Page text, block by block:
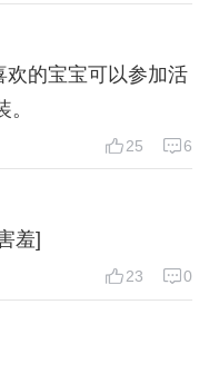
盐，蚂蚁，玉生贝
小学鸡描写，文风
要过度放大问题。
还不能接受或者觉
现的争议过多会直
经完结了攻反，还
喜欢的宝宝可以去
闷，活动请看话题
之前明明看到
找不到才点的重开
抽时装的这个活
懵逼了都 ，翻了半
，还搭进了33颗
……[晕][楚楚可怜]
的眼泪 ……
影响剧情 ，却忘记
法在另外一条线使
的副线里面，因为
欢的宝宝可以参加活
6
25
羞]
0
23